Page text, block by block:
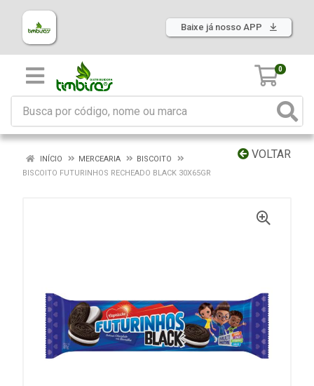
Baixe já nosso APP
0
VOLTAR
INÍCIO MERCEARIA
BISCOITO
BISCOITO FUTURINHOS RECHEADO BLACK 30X65GR